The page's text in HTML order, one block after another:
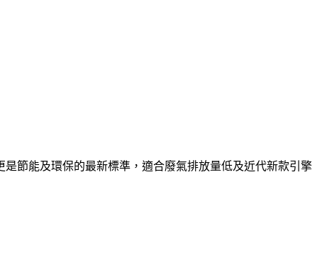
節能及環保的最新標準，適合廢氣排放量低及近代新款引擎